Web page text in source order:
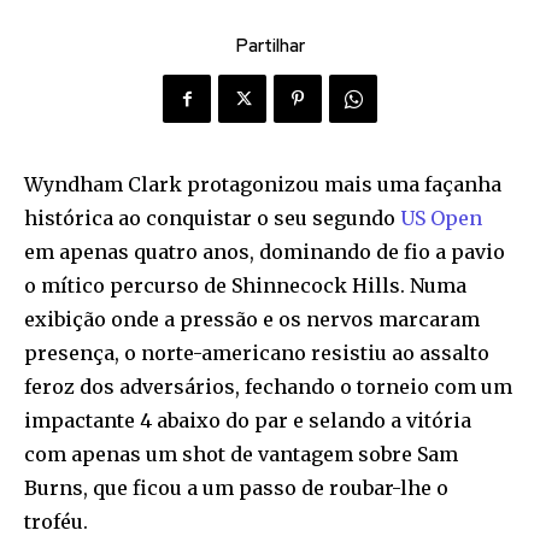
Partilhar
Wyndham Clark protagonizou mais uma façanha
histórica ao conquistar o seu segundo US Open
em apenas quatro anos, dominando de fio a pavio
o mítico percurso de Shinnecock Hills. Numa
exibição onde a pressão e os nervos marcaram
presença, o norte-americano resistiu ao assalto
feroz dos adversários, fechando o torneio com um
impactante 4 abaixo do par e selando a vitória
com apenas um shot de vantagem sobre Sam
Burns, que ficou a um passo de roubar-lhe o
troféu.